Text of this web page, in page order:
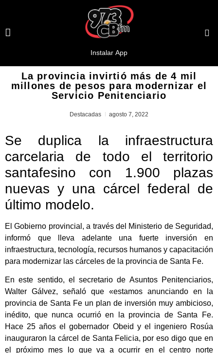
La provincia invirtió más de 4 mil
millones de pesos para modernizar el
Servicio Penitenciario
Destacadas agosto 7, 2022
Se duplica la infraestructura
carcelaria de todo el territorio
santafesino con 1.900 plazas
nuevas y una cárcel federal de
último modelo.
El Gobierno provincial, a través del Ministerio de Seguridad,
informó que lleva adelante una fuerte inversión en
infraestructura, tecnología, recursos humanos y capacitación
para modernizar las cárceles de la provincia de Santa Fe.
En este sentido, el secretario de Asuntos Penitenciarios,
Walter Gálvez, señaló que «estamos anunciando en la
provincia de Santa Fe un plan de inversión muy ambicioso,
inédito, que nunca ocurrió en la provincia de Santa Fe.
Hace 25 años el gobernador Obeid y el ingeniero Rosúa
inauguraron la cárcel de Santa Felicia, por eso digo que en
el próximo mes lo que va a ocurrir en el centro norte